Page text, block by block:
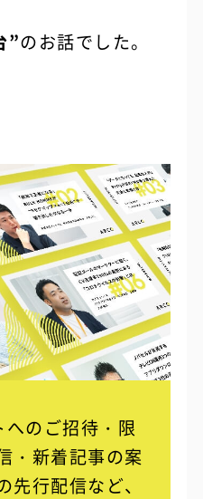
”のお話でした。
へのご招待・限
・ 新着記事の案
先行配信など、